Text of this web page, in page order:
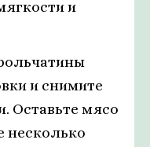
и
и снимите
Оставьте мясо
несколько